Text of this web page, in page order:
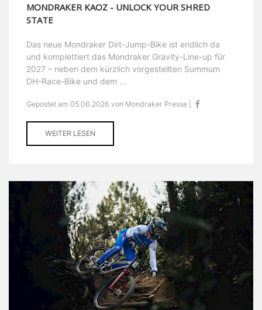
MONDRAKER KAOZ - UNLOCK YOUR SHRED
STATE
Das neue Mondraker Dirt-Jump-Bike ist endlich da
und komplettiert das Mondraker Gravity-Line-up für
2027 – neben dem kürzlich vorgestellten Summum
DH-Race-Bike und dem ...
Gepostet am 05.06.2026 von Mondraker Presse |
WEITER LESEN